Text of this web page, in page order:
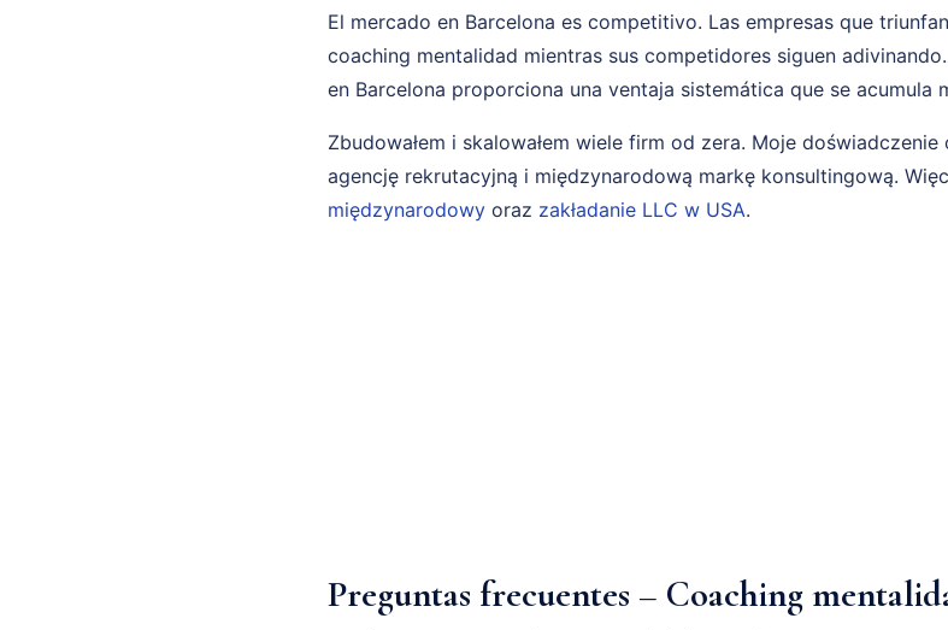
El mercado en Barcelona es competitivo. Las empresas que
coaching mentalidad mientras sus competidores siguen
en Barcelona proporciona una ventaja sistemática que se acumula
Zbudowałem i skalowałem wiele firm od zera. Moje
agencję rekrutacyjną i międzynarodową markę konsultingową.
międzynarodowy oraz zakładanie LLC w USA.
Preguntas frecuentes – Coaching